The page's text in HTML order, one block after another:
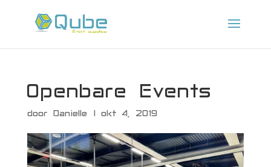
Openbare Events
door Danielle |okt 4, 2019